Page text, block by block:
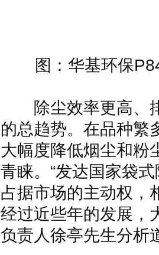
图：华基环保
除尘效率更高、排
的总趋势。在品种繁
大幅度降低烟尘和粉
青睐。“发达国家袋
占据市场的主动权，
经过近些年的发展，
负责人徐亭先生分析